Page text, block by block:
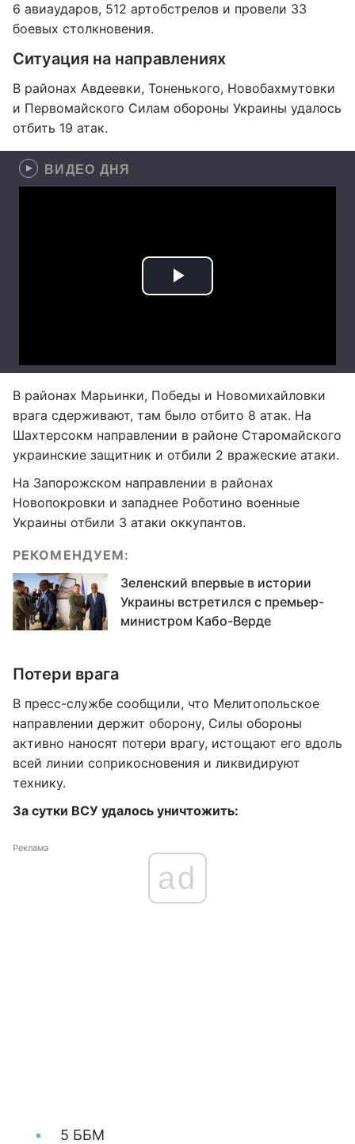
6 авиаударов, 512 артобстрелов и провели 33
боевых столкновения.
Ситуация на направлениях
В районах Авдеевки, Тоненького, Новобахмутовки
и Первомайского Силам обороны Украины удалось
отбить 19 атак.
ВИДЕО ДНЯ
В районах Марьинки, Победы и Новомихайловки
врага сдерживают, там было отбито 8 атак. На
Шахтерсокм направлении в районе Старомайского
украинские защитник и отбили 2 вражеские атаки.
На Запорожском направлении в районах
Новопокровки и западнее Роботино военные
Украины отбили 3 атаки оккупантов.
РЕКОМЕНДУЕМ:
Зеленский впервые в истории
Украины встретился с премьер-
министром Кабо-Верде
Потери врага
В пресс-службе сообщили, что Мелитопольское
направлении держит оборону, Силы обороны
активно наносят потери врагу, истощают его вдоль
всей линии соприкосновения и ликвидируют
технику.
За сутки ВСУ удалось уничтожить:
Реклама
ad
5 ББМ